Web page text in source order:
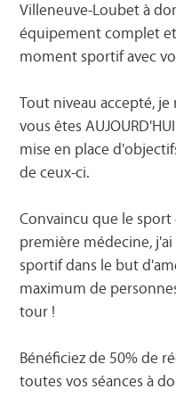
Villeneuve-Loubet à
équipement complet
moment sportif avec
Tout niveau accepté,
vous êtes
mise en place
de ceux-ci.
Convaincu que le
première médecine,
sportif dans le but
maximum de
tour !
Bénéficiez de 50% de
toutes vos séances à